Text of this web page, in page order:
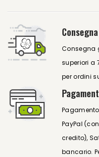
Consegna
superiori a
per ordini
PayPal
credito),
bancario.